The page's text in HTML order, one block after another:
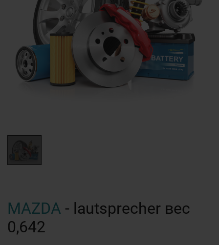
MAZDA - lautsprecher вес
0,642